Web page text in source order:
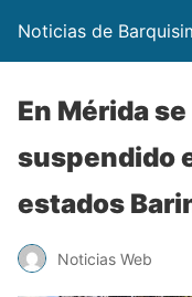
Noticias de
En Mérida
suspendido
estados
Noticias Web